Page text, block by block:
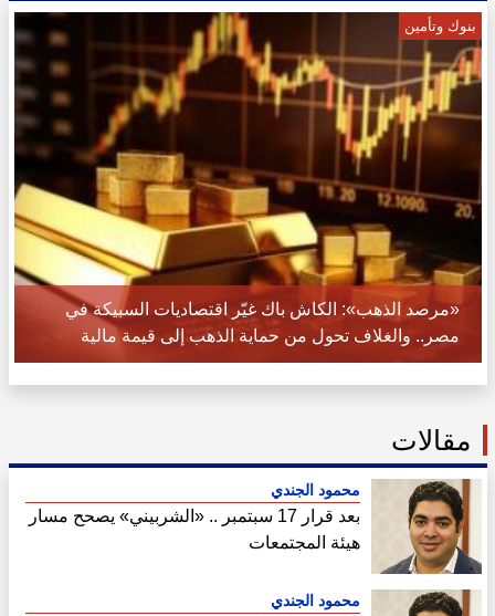
بنوك وتأمين
«مرصد الذهب»: الكاش باك غيّر اقتصاديات السبيكة في
مصر.. والغلاف تحول من حماية الذهب إلى قيمة مالية
مقالات
محمود الجندي
بعد قرار 17 سبتمبر .. «الشربيني» يصحح مسار
هيئة المجتمعات
محمود الجندي